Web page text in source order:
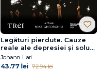
Legături pierdute. Cauze
reale ale depresiei și soluții
surprinzătoare
Johann Hari
43.77 lei 72.94 lei